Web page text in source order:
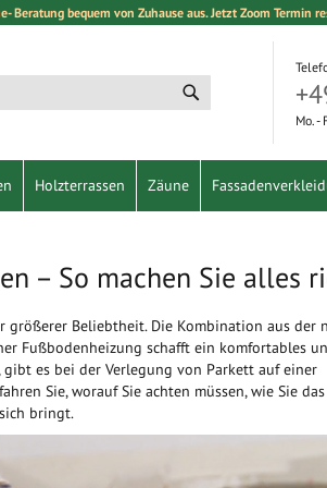
Beratung bequem von Zuhause aus. Jetzt Zoom Termin
Mo. -
Holzterrassen Zäune
– So machen Sie alles
größerer Beliebtheit. Die Kombination aus der
Fußbodenheizung schafft ein komfortables
es bei der Verlegung von Parkett auf einer
Sie, worauf Sie achten müssen, wie Sie
bringt.